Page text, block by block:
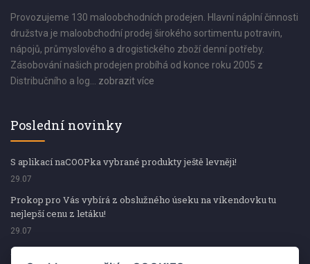
Provozujeme 130 maloobchodních prodejen. Hlavní náplní činnosti
družstva je maloobchodní prodej širokého sortimentu potravin,
nápojů, průmyslového a drogistického zboží denní potřeby.
Zásobování našich prodejen probíhá od konce roku 2005 z
Distribučního a log... zobrazit více
Poslední novinky
S aplikací naCOOPka vybrané produkty ještě levněji!
29.07
Prokop pro Vás vybírá z obslužného úseku na víkendovku tu
nejlepší cenu z letáku!
29.07
Prokop pro Vás vybírá z obslužného úseku na víkendovku tu